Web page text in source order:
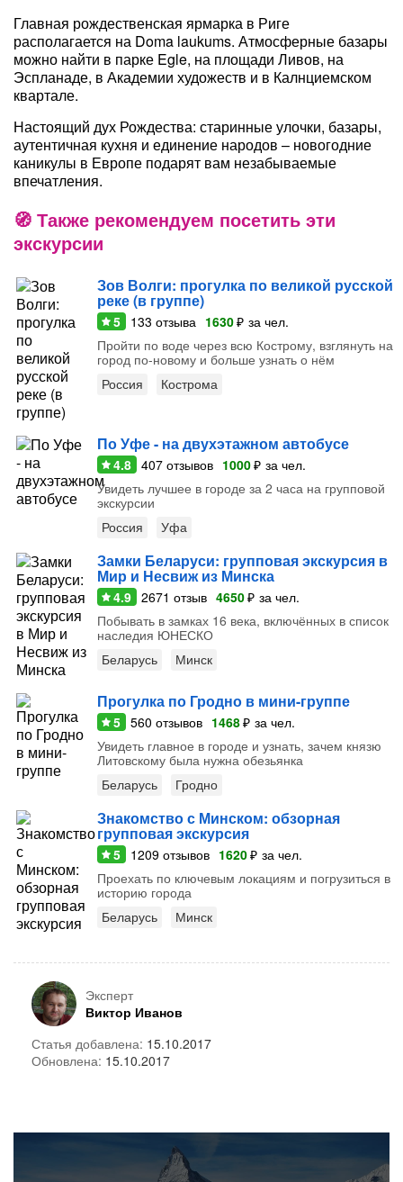
Главная рождественская ярмарка в Риге
располагается на Doma laukums. Атмосферные базары
можно найти в парке Egle, на площади Ливов, на
Эспланаде, в Академии художеств и в Калнциемском
квартале.
Настоящий дух Рождества: старинные улочки, базары,
аутентичная кухня и единение народов – новогодние
каникулы в Европе подарят вам незабываемые
впечатления.
Также рекомендуем посетить эти
экскурсии
Зов Волги: прогулка по великой русской
реке (в группе)
5 133 отзыва 1630₽ за чел.
Пройти по воде через всю Кострому, взглянуть на
город по-новому и больше узнать о нём
Россия
Кострома
По Уфе - на двухэтажном автобусе
4.8 407 отзывов 1000₽ за чел.
Увидеть лучшее в городе за 2 часа на групповой
экскурсии
Россия
Уфа
Замки Беларуси: групповая экскурсия в
Мир и Несвиж из Минска
4.9 2671 отзыв 4650₽ за чел.
Побывать в замках 16 века, включённых в список
наследия ЮНЕСКО
Беларусь
Минск
Прогулка по Гродно в мини-группе
5 560 отзывов 1468₽ за чел.
Увидеть главное в городе и узнать, зачем князю
Литовскому была нужна обезьянка
Беларусь
Гродно
Знакомство с Минском: обзорная
групповая экскурсия
5 1209 отзывов 1620₽ за чел.
Проехать по ключевым локациям и погрузиться в
историю города
Беларусь
Минск
Эксперт
Виктор Иванов
Статья добавлена: 15.10.2017
Обновлена: 15.10.2017